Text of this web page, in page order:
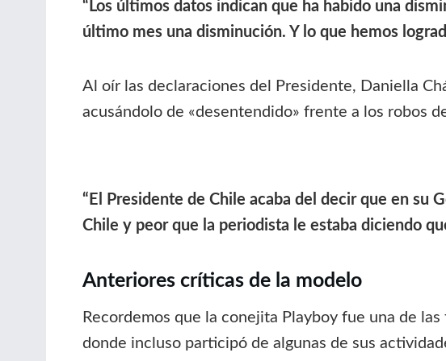
“Los últimos datos indican que ha habido una
último mes una disminución. Y lo que hemos
Al oír las declaraciones del Presidente, Daniella
acusándolo de «desentendido» frente a los robos
“El Presidente de Chile acaba del decir que en su
Chile y peor que la periodista le estaba diciendo
Anteriores críticas de la modelo
Recordemos que la conejita Playboy fue una de
donde incluso participó de algunas de sus